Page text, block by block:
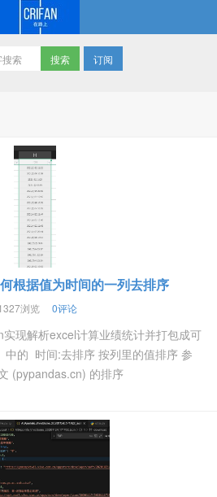
订阅
根据值为时间的一列去排序
浏览 0评论
现解析excel计算业绩统计并打包成可
中的 时间:去排序 按列里的值排序 参
(pypandas.cn) 的排序